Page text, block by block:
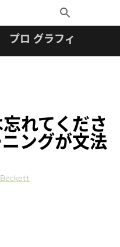
Toggle
Search
プロ グラフィックス
れてくださ
ングが文法